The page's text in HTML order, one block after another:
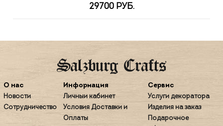
29700 РУБ.
О нас
Новости
Сотрудничество
Информация
Личный кабинет
Условия Доставки и
Оплаты
Сервис
Услуги декоратора
Изделия на заказ
Подарочное